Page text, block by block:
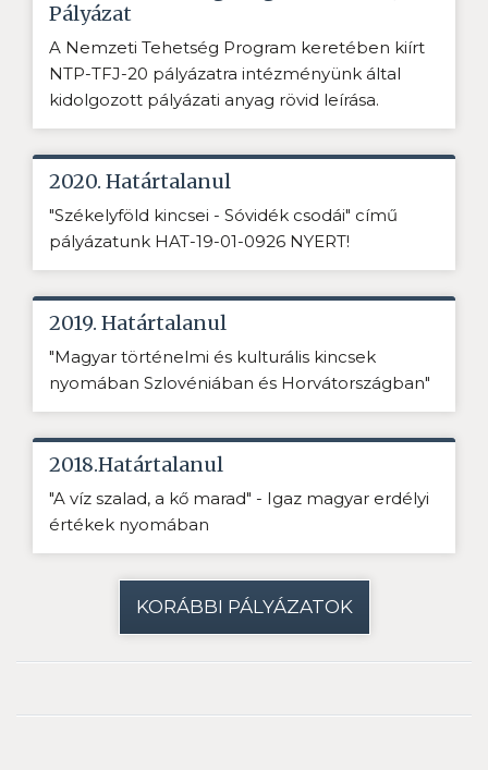
Pályázat
A Nemzeti Tehetség Program keretében kiírt
NTP-TFJ-20 pályázatra intézményünk által
kidolgozott pályázati anyag rövid leírása.
2020. Határtalanul
"Székelyföld kincsei - Sóvidék csodái" című
pályázatunk HAT-19-01-0926 NYERT!
2019. Határtalanul
"Magyar történelmi és kulturális kincsek
nyomában Szlovéniában és Horvátországban"
2018.Határtalanul
"A víz szalad, a kő marad" - Igaz magyar erdélyi
értékek nyomában
KORÁBBI PÁLYÁZATOK